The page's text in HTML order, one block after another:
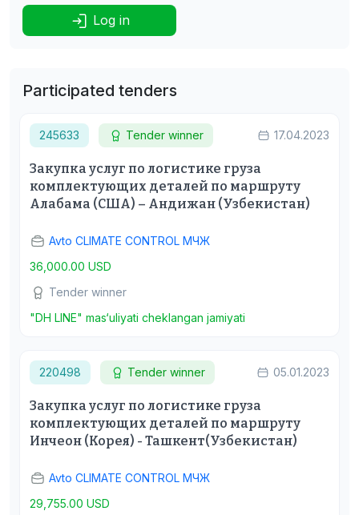
Log in
Participated tenders
245633 Tender winner 17.04.2023
Закупка услуг по логистике груза
комплектующих деталей по маршруту
Алабама (США) – Андижан (Узбекистан)
Avto CLIMATE CONTROL МЧЖ
36,000.00 USD
Tender winner
"DH LINE" mas‘uliyati cheklangan jamiyati
220498 Tender winner 05.01.2023
Закупка услуг по логистике груза
комплектующих деталей по маршруту
Инчеон (Корея) - Ташкент(Узбекистан)
Avto CLIMATE CONTROL МЧЖ
29,755.00 USD